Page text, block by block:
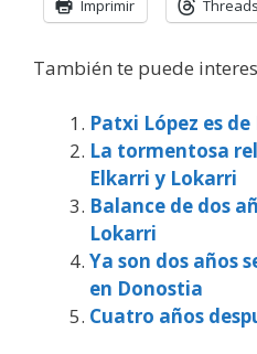
Imprimir Threads
También te puede
Patxi López es
La tormentosa
Elkarri y Lokarri
Balance de dos
Lokarri
Ya son dos años
en Donostia
Cuatro años